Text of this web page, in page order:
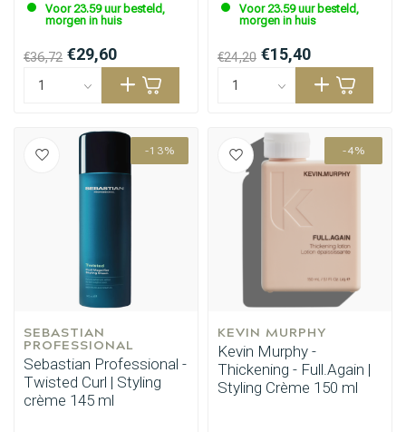
Haarstyling Haarkleuring
Voor 23.59 uur besteld,
morgen in huis
€36,72 €29,60
Voor 23.59 uur besteld,
morgen in huis
€24,20 €15,40
-13%
SEBASTIAN
PROFESSIONAL
Sebastian Professional -
Twisted Curl | Styling
crème 145 ml
-4%
KEVIN MURPHY
Kevin Murphy -
Thickening - Full.Again |
Styling Crème 150 ml